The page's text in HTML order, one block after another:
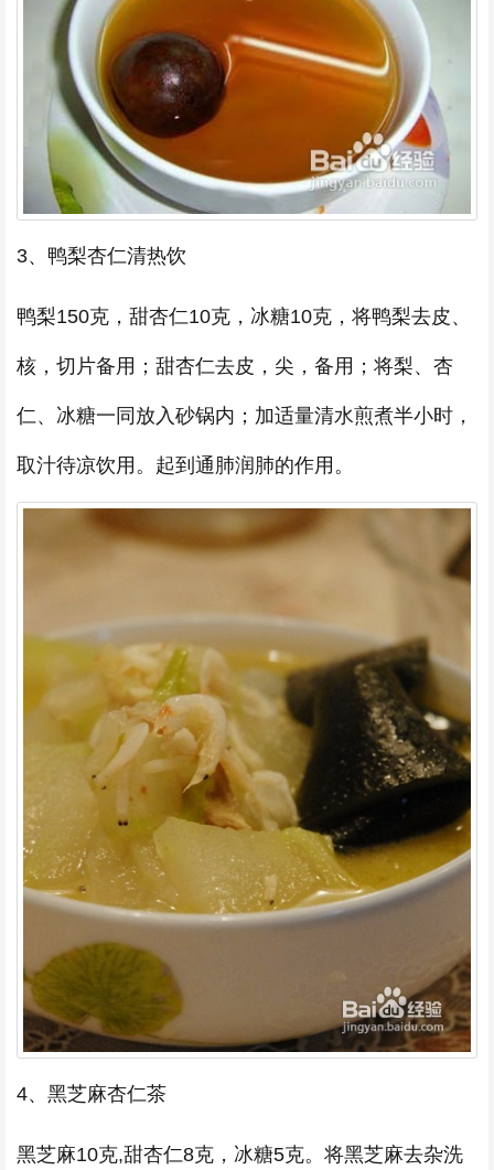
3、鸭梨杏仁清热饮
鸭梨150克，甜杏仁10克，冰糖10克，将鸭梨去皮、
核，切片备用；甜杏仁去皮，尖，备用；将梨、杏
仁、冰糖一同放入砂锅内；加适量清水煎煮半小时，
取汁待凉饮用。起到通肺润肺的作用。
4、黑芝麻杏仁茶
黑芝麻10克,甜杏仁8克，冰糖5克。将黑芝麻去杂洗